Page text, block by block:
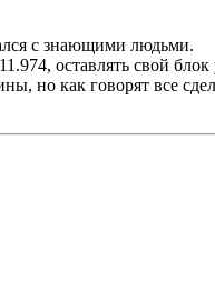
с знающими людьми.
оставлять свой
но как говорят все